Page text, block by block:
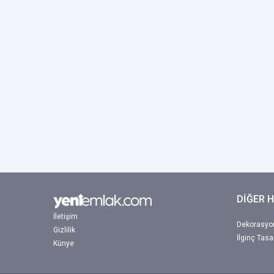
İletişim
Gizlilik
Künye
DİĞER
İlginç